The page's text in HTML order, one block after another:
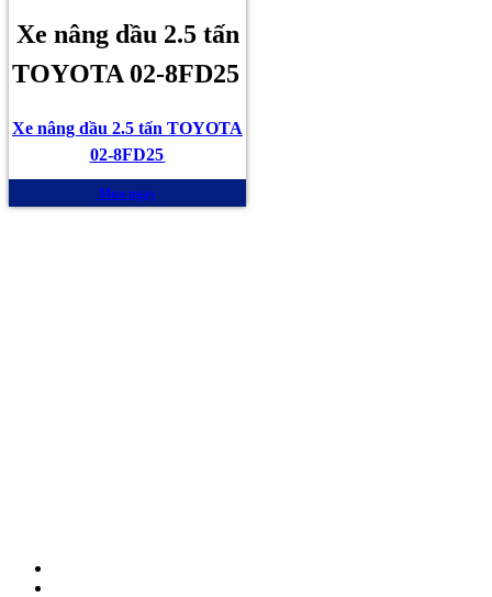
Xe nâng dầu 2.5 tấn
TOYOTA 02-8FD25
Xe nâng dầu 2.5 tấn TOYOTA
02-8FD25
Mua ngay